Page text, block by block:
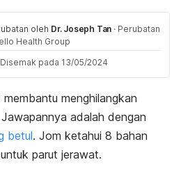
oleh Dr. Joseph Tan · Perubatan
Health Group
Disemak pada 13/05/2024
menghilangkan
adalah dengan
betul. Jom ketahui 8 bahan
parut jerawat.